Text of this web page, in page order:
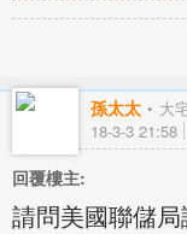
孫太太 大
18-3-3 21:58
回覆樓主:
請問美國聯儲